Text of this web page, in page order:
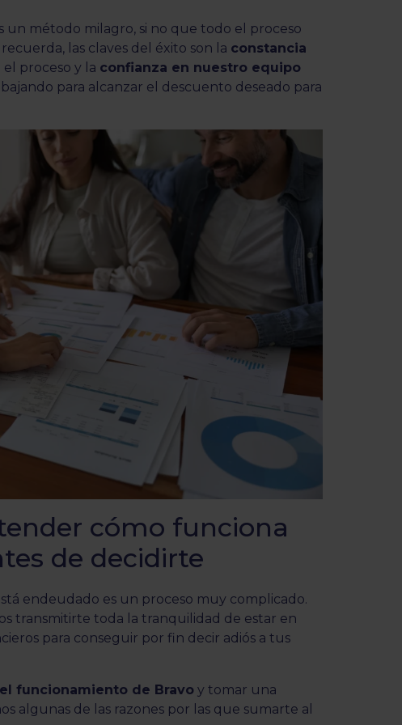
un método milagro, si no que todo el proceso
las claves del éxito son la constancia
el proceso y la confianza en nuestro equipo
para alcanzar el descuento deseado para
cómo funciona
de decidirte
endeudado es un proceso muy complicado.
transmitirte toda la tranquilidad de estar en
para conseguir por fin decir adiós a tus
funcionamiento de Bravo y tomar una
algunas de las razones por las que sumarte al